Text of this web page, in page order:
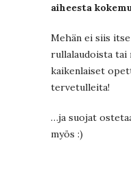
aiheesta
Mehän ei siis
rullalaudoista tai
kaikenlaiset
tervetulleita!
…ja suojat
myös :)